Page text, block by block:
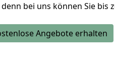
bei uns können Sie bis
Angebote erhalten